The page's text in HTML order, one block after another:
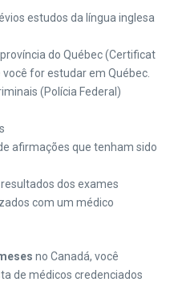
estudos da língua inglesa
do Québec (Certificat
for estudar em Québec.
(Polícia Federal)
afirmações que tenham sido
dos exames
com um médico
no Canadá, você
de médicos credenciados